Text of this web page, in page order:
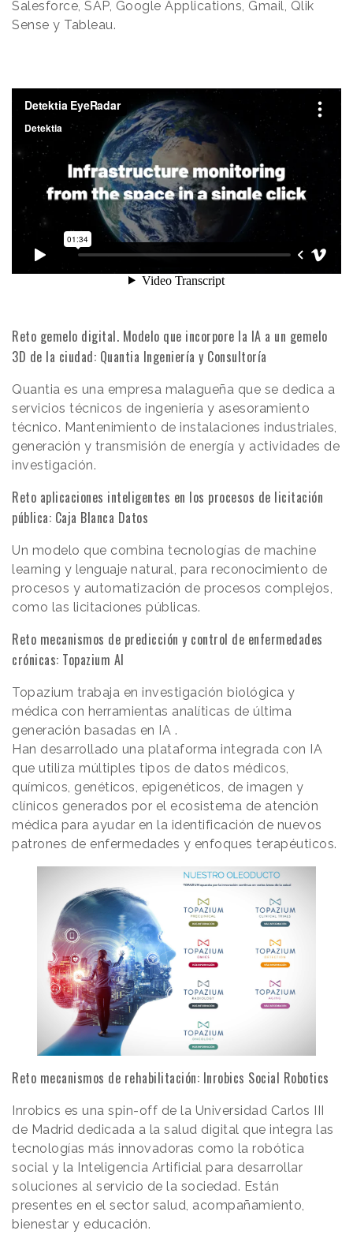
Salesforce, SAP, Google Applications, Gmail, Qlik
Sense y Tableau.
Reto gemelo digital. Modelo que incorpore la IA a un gemelo
3D de la ciudad: Quantia Ingeniería y Consultoría
Quantia es una empresa malagueña que se dedica a
servicios técnicos de ingeniería y asesoramiento
técnico. Mantenimiento de instalaciones industriales,
generación y transmisión de energía y actividades de
investigación.
Reto aplicaciones inteligentes en los procesos de licitación
pública: Caja Blanca Datos
Un modelo que combina tecnologías de machine
learning y lenguaje natural, para reconocimiento de
procesos y automatización de procesos complejos,
como las licitaciones públicas.
Reto mecanismos de predicción y control de enfermedades
crónicas: Topazium AI
Topazium trabaja en investigación biológica y
médica con herramientas analíticas de última
generación basadas en IA .
Han desarrollado una plataforma integrada con IA
que utiliza múltiples tipos de datos médicos,
químicos, genéticos, epigenéticos, de imagen y
clínicos generados por el ecosistema de atención
médica para ayudar en la identificación de nuevos
patrones de enfermedades y enfoques terapéuticos.
Reto mecanismos de rehabilitación: Inrobics Social Robotics
Inrobics es una spin-off de la Universidad Carlos III
de Madrid dedicada a la salud digital que integra las
tecnologías más innovadoras como la robótica
social y la Inteligencia Artificial para desarrollar
soluciones al servicio de la sociedad. Están
presentes en el sector salud, acompañamiento,
bienestar y educación.